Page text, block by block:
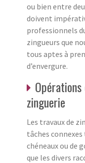
ou bien entre
doivent
professionnels
zingueurs que
tous aptes à
d’envergure.
zinguerie
Les travaux de
tâches
chéneaux ou de
que les divers